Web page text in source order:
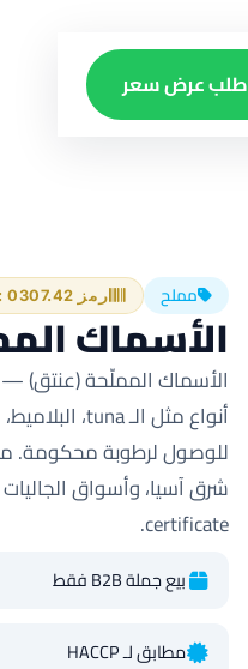
طلب عرض سعر
مملح رمز HS: 0307.42
الأسماك
الأسماك المملّحة (عنتق)
للوصول لرطوبة محكومة.
certificate.
بيع جملة B2B فقط
مطابق لـ HACCP